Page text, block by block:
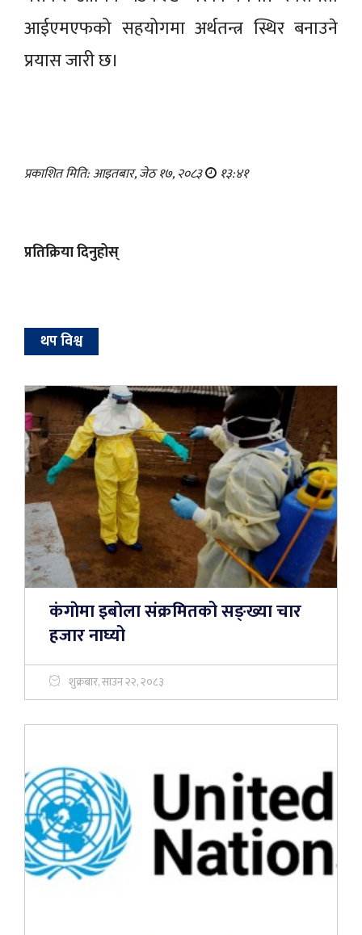
आईएमएफको सहयोगमा अर्थतन्त्र स्थिर बनाउने
प्रयास जारी छ।
प्रकाशित मिति: आइतबार, जेठ १७, २०८३ १३:४१
प्रतिक्रिया दिनुहोस्
थप विश्व
कंगाेमा इबोला संक्रमितको सङ्ख्या चार
हजार नाघ्यो
शुक्रबार, साउन २२, २०८३